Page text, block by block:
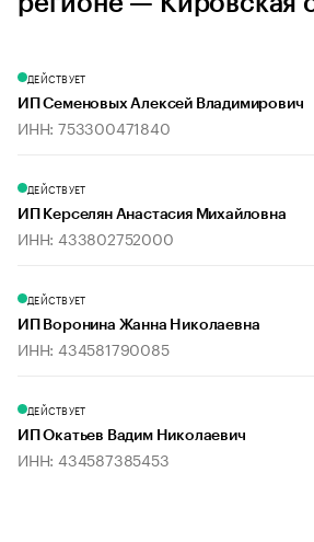
ДЕЙСТВУЕТ
ИП Семеновых Алексей Владимирович
ИНН: 753300471840
ДЕЙСТВУЕТ
ИП Керселян Анастасия Михайловна
ИНН: 433802752000
ДЕЙСТВУЕТ
ИП Воронина Жанна Николаевна
ИНН: 434581790085
ДЕЙСТВУЕТ
ИП Окатьев Вадим Николаевич
ИНН: 434587385453